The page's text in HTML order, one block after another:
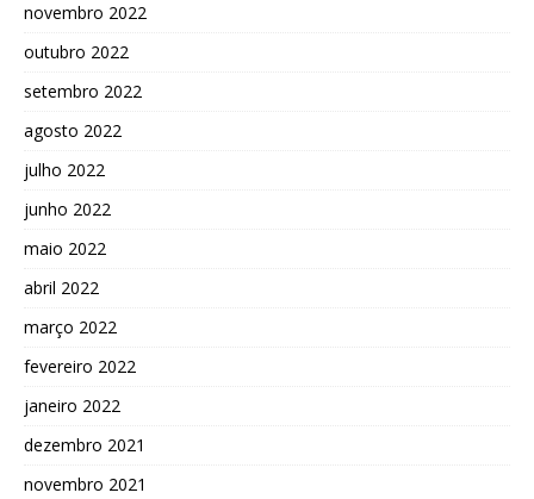
novembro 2022
outubro 2022
setembro 2022
agosto 2022
julho 2022
junho 2022
maio 2022
abril 2022
março 2022
fevereiro 2022
janeiro 2022
dezembro 2021
novembro 2021